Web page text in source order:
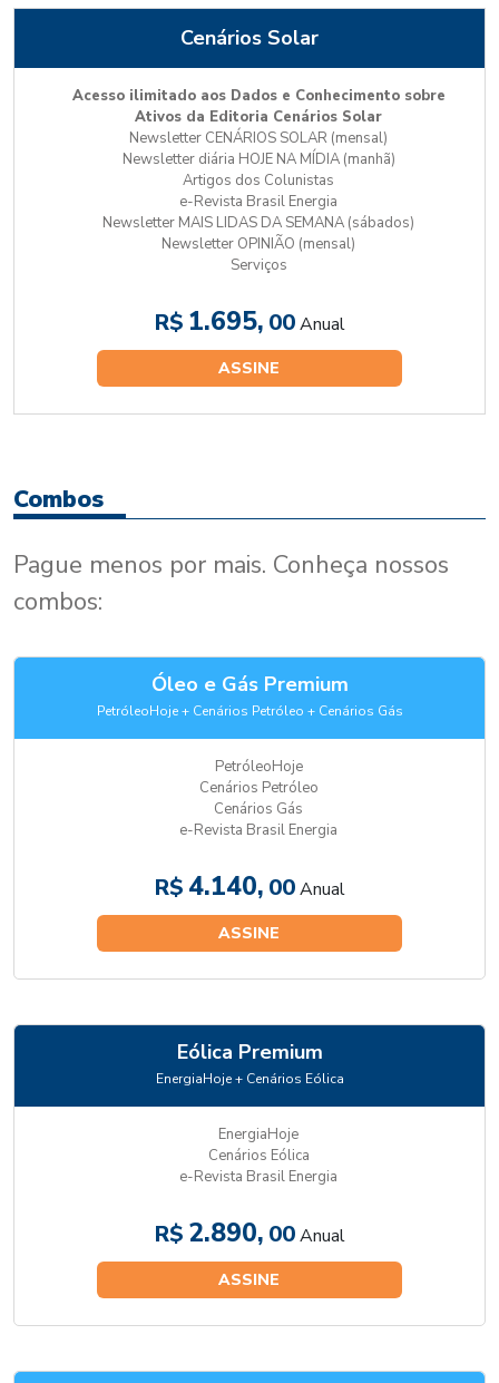
Cenários Solar
Acesso ilimitado aos Dados e Conhecimento sobre
Ativos da Editoria Cenários Solar
Newsletter CENÁRIOS SOLAR (mensal)
Newsletter diária HOJE NA MÍDIA (manhã)
Artigos dos Colunistas
e-Revista Brasil Energia
Newsletter MAIS LIDAS DA SEMANA (sábados)
Newsletter OPINIÃO (mensal)
Serviços
R$ 1.695, 00 Anual
ASSINE
Combos
Pague menos por mais. Conheça nossos
combos:
Óleo e Gás Premium
PetróleoHoje + Cenários Petróleo + Cenários Gás
PetróleoHoje
Cenários Petróleo
Cenários Gás
e-Revista Brasil Energia
R$ 4.140, 00 Anual
ASSINE
Eólica Premium
EnergiaHoje + Cenários Eólica
EnergiaHoje
Cenários Eólica
e-Revista Brasil Energia
R$ 2.890, 00 Anual
ASSINE